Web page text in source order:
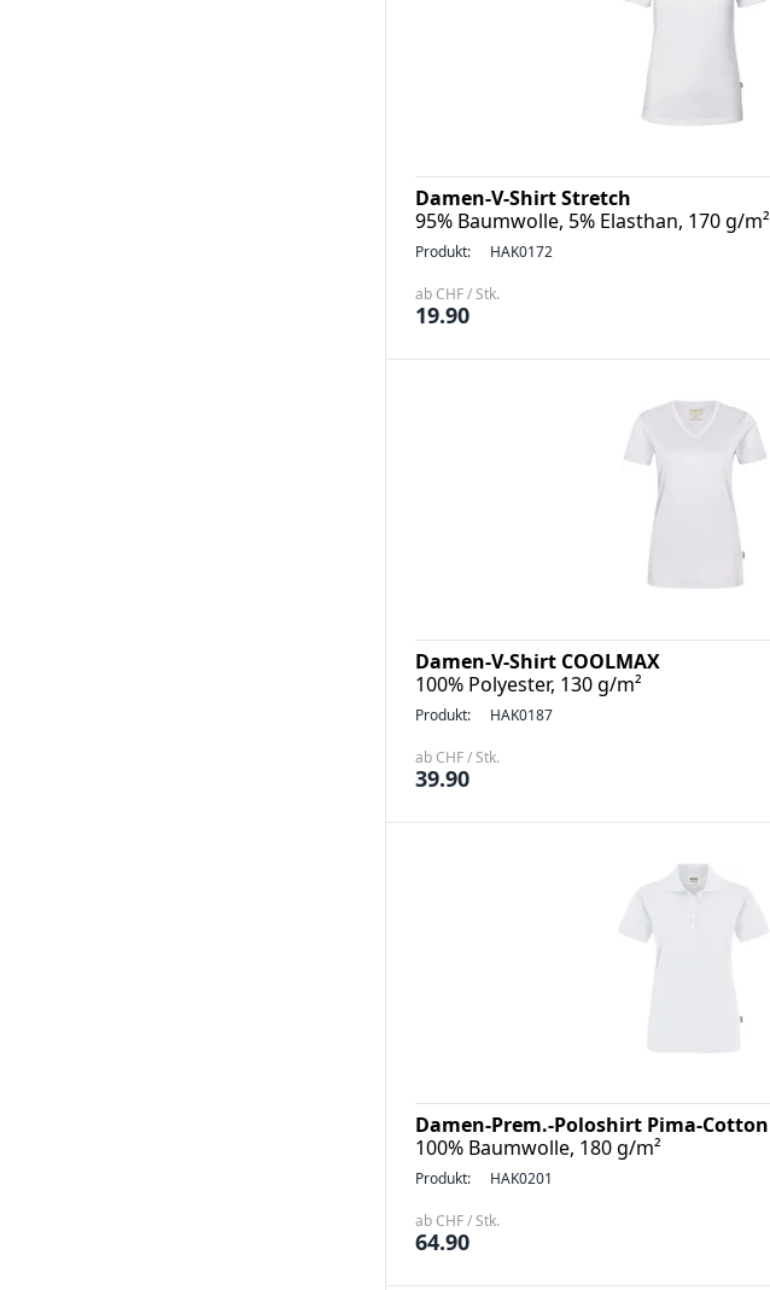
Damen-V-Shirt Stretch
95% Baumwolle, 5% Elasthan, 170 g/m²
Produkt: HAK0172
ab CHF / Stk.
19.90
Damen-V-Shirt COOLMAX
100% Polyester, 130 g/m²
Produkt: HAK0187
ab CHF / Stk.
39.90
Damen-Prem.-Poloshirt Pima-Cotton
100% Baumwolle, 180 g/m²
Produkt: HAK0201
ab CHF / Stk.
64.90